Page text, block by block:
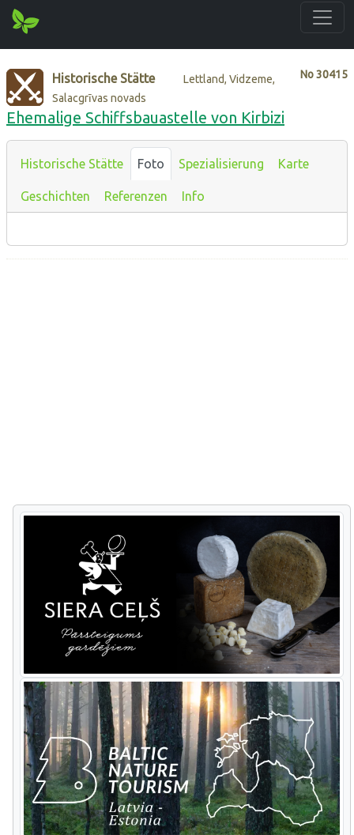
No30415
Historische Stätte
Lettland, Vidzeme,
Salacgrīvas novads
Ehemalige Schiffsbauastelle von Kirbizi
Historische Stätte Foto Spezialisierung Karte
Geschichten Referenzen Info